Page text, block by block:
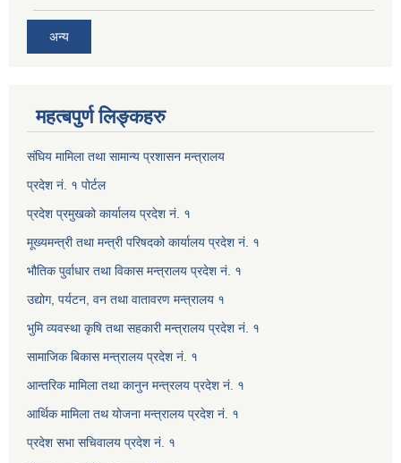
अन्य
महत्बपुर्ण लिङ्कहरु
संघिय मामिला तथा सामान्य प्रशासन मन्त्रालय
प्रदेश नं. १ पोर्टल
प्रदेश प्रमुखको कार्यालय प्रदेश नं. १
मूख्यमन्त्री तथा मन्त्री परिषदको कार्यालय प्रदेश नं. १
भौतिक पुर्वाधार तथा विकास मन्त्रालय प्रदेश नं. १
उद्योग, पर्यटन, वन तथा वातावरण मन्त्रालय १
भुमि व्यवस्था कृषि तथा सहकारी मन्त्रालय प्रदेश नं. १
सामाजिक बिकास मन्त्रालय प्रदेश नं. १
आन्तरिक मामिला तथा कानुन मन्त्रलय प्रदेश नं. १
आर्थिक मामिला तथ योजना मन्त्रालय प्रदेश नं. १
प्रदेश सभा सचिवालय प्रदेश नं. १